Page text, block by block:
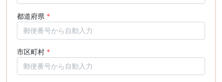
都道府県 *
市区町村 *